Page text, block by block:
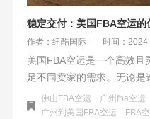
稳定交付：美国FBA空运的
作者：纽酷国际 时间：
美国FBA空运是一个高效且
足不同卖家的需求。无论是
自身情况选择最合适的空
快货物到达FBA仓库，有效
佛山FBA空运 广州fba空运
广州到美国FBA空运
FBA